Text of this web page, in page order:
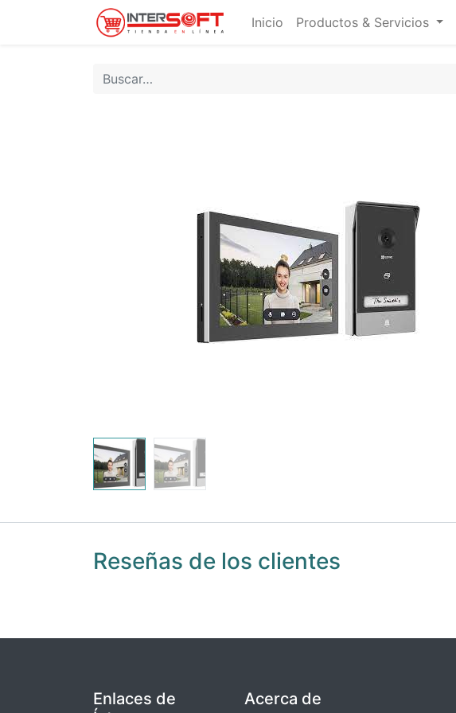
Inicio Productos & Servicios
Reseñas de los clientes
Enlaces de
Acerca de